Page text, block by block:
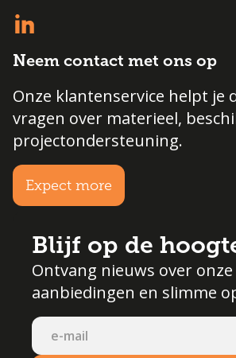
Neem contact met ons op
Onze klantenservice helpt je
vragen over materieel,
projectondersteuning.
Expect more
Blijf op de
Ontvang nieuws over
aanbiedingen en slimme